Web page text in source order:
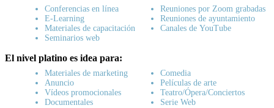
Conferencias en línea
E-Learning
Materiales de capacitación
Seminarios web
Reuniones por Zoom grabadas
Reuniones de ayuntamiento
Canales de YouTube
El nivel platino es idea para:
Materiales de marketing
Anuncio
Vídeos promocionales
Documentales
Comedia
Películas de arte
Teatro/Ópera/Conciertos
Serie Web